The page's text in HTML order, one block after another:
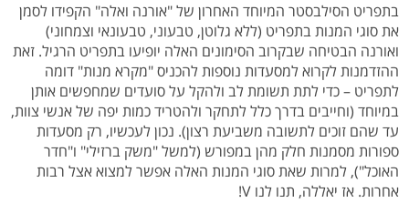
בתפריט הסילבסטר המיוחד האחרון של "אורנה ואלה" הקפידו לסמן
את סוגי המנות בתפריט (ללא גלוטן, טבעוני, טבעונאי וצמחוני)
ואורנה הבטיחה שבקרוב הסימונים האלה יופיעו בתפריט הרגיל. זאת
ההזדמנות לקרוא למסעדות נוספות להכניס "מקרא מנות" דומה
לתפריט – כדי לתת תשומת לב ולהקל על סועדים שמחפשים אותן
במיוחד (וחייבים בדרך כלל לתחקר ולהטריד כמות יפה של אנשי צוות,
עד שהם זוכים לתשובה משביעת רצון). נכון לעכשיו, רק מסעדות
ספורות מסמנות חלק מהן במפורש (למשל "משק ברזילי" ו"חדר
האוכל"), למרות שאת סוגי המנות האלה אפשר למצוא אצל רבות
אחרות. אז יאללה, תנו לנו V!